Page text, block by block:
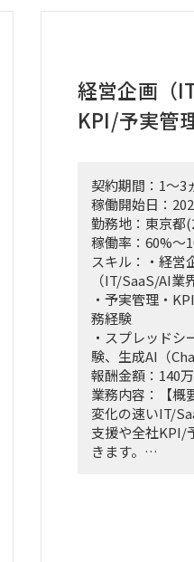
・実行に向けた
・幹部層への中
テーション
・行動観察、ヒ
・調査・分析結
・費用対効果の
・下位メンバー
・幹部層向け報
■契約条件
・参画期間：
または2027年1
・稼働率：100
■勤務地・働き
・出張先：茨城
・勝田への訪問
・訪問が発生し
4日程度の出張
経営企画（
KPI/予実管
契約期間：1～3
稼働開始日：
勤務地：東京都
稼働率：60%～
スキル：・経営
（IT/SaaS/AI業
・予実管理・
務経験
・スプレッド
験、生成AI（
報酬金額：140
業務内容：【概
変化の速いIT/
支援や全社KPI/
きます。